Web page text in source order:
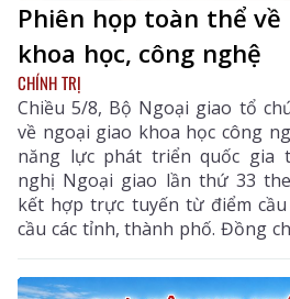
Phiên họp toàn thể về
khoa học, công nghệ
CHÍNH TRỊ
Chiều 5/8, Bộ Ngoại giao tổ
về ngoại giao khoa học công
năng lực phát triển quốc gia
nghị Ngoại giao lần thứ 33
kết hợp trực tuyến từ điểm
cầu các tỉnh, thành phố. Đồng chí Lương Tam Quang –
Uỷ viên Bộ Chính trị, Bộ
Trưởng ban Thường trực